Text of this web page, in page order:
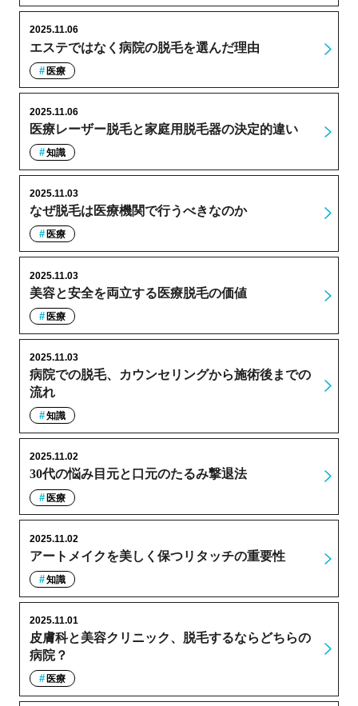
エステではなく病院の脱毛を選んだ理由
2025.11.06
医療
医療レーザー脱毛と家庭用脱毛器の決定的違い
2025.11.06
知識
なぜ脱毛は医療機関で行うべきなのか
2025.11.03
医療
美容と安全を両立する医療脱毛の価値
2025.11.03
医療
病院での脱毛、カウンセリングから施術後までの
流れ
2025.11.03
知識
30代の悩み目元と口元のたるみ撃退法
2025.11.02
医療
アートメイクを美しく保つリタッチの重要性
2025.11.02
知識
皮膚科と美容クリニック、脱毛するならどちらの
病院？
2025.11.01
医療